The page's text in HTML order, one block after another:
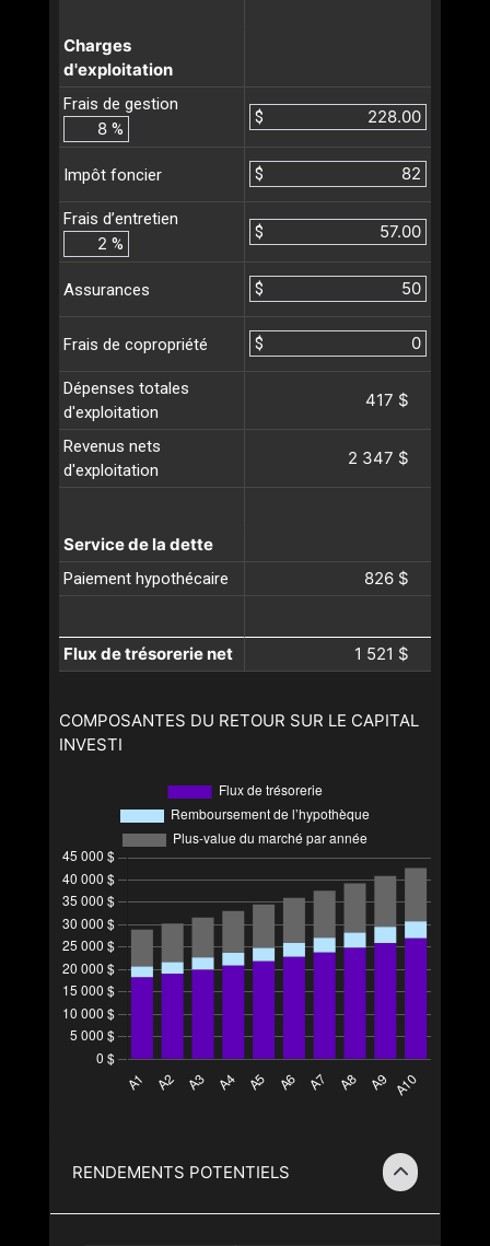
Charges
d'exploitation
Frais de gestion
%
$
Impôt foncier $
Frais d’entretien
%
$
Assurances $
Frais de copropriété $
Dépenses totales
d'exploitation
417 $
Revenus nets
d'exploitation
2 347 $
Service de la dette
Paiement hypothécaire 826 $
Flux de trésorerie net 1 521 $
COMPOSANTES DU RETOUR SUR LE CAPITAL
INVESTI
RENDEMENTS POTENTIELS